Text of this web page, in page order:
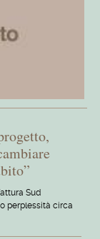
Sud
perplessità circa